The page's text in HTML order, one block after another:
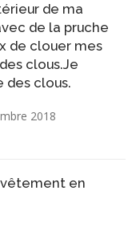
de ma
de la pruche
de clouer mes
clous.Je
des clous.
2018
en